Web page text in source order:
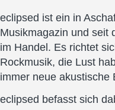
eclipsed ist ein in
Musikmagazin und seit
im Handel. Es richtet
Rockmusik, die Lust
immer neue akustische
eclipsed befasst sich